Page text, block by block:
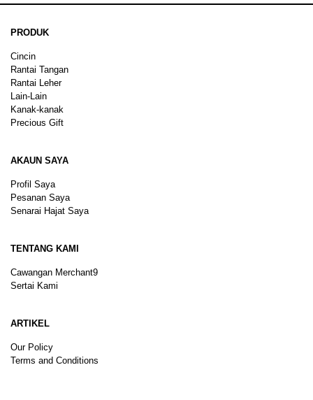
PRODUK
Cincin
Rantai Tangan
Rantai Leher
Lain-Lain
Kanak-kanak
Precious Gift
AKAUN SAYA
Profil Saya
Pesanan Saya
Senarai Hajat Saya
TENTANG KAMI
Cawangan Merchant9
Sertai Kami
ARTIKEL
Our Policy
Terms and Conditions